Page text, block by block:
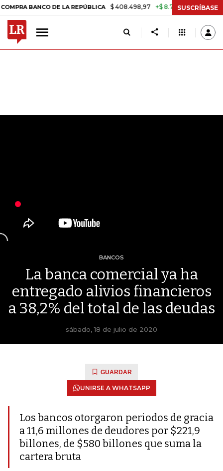
DE LA REPÚBLICA $ 408.498,97 +$ 8.753,81 +2,19% TASA
SUSCRÍBASE
BANCOS
La banca comercial ya ha
entregado alivios financieros
a 38,2% del total de las deudas
sábado, 18 de julio de 2020
GUARDAR
UNIRSE A WHATSAPP
Los bancos otorgaron periodos de gracia
a 11,6 millones de deudores por $221,9
billones, de $580 billones que suma la
cartera bruta